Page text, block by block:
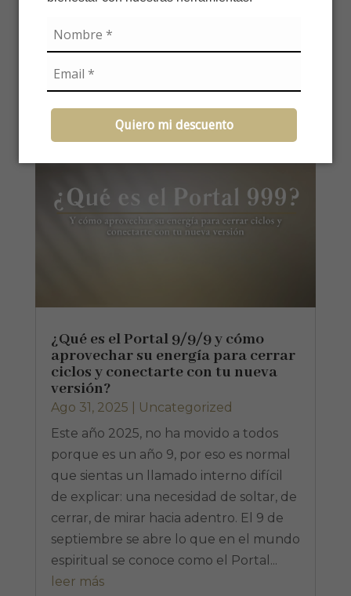
Quiero mi descuento
Nuestros Artículos
¿Qué es el Portal 9/9/9 y cómo
aprovechar su energía para cerrar
ciclos y conectarte con tu nueva
versión?
Ago 31, 2025
Uncategorized
Este año 2025, no ha movido a todos
porque es un año 9, por eso es normal
que sientas un llamado interno difícil
de explicar: una necesidad de soltar, de
cerrar, de mirar hacia adentro. El 9 de
septiembre se abre lo que en el mundo
espiritual se conoce como el Portal...
leer más